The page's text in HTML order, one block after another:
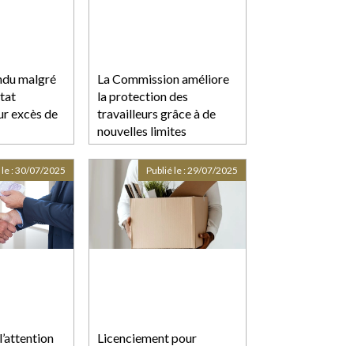
malgré
excès de
La Commission améliore
la protection des
travailleurs grâce à de
nouvelles limites
d'exposition aux produits
chimiques
:30/07/2025
Licenciement pour
Publié le :29/07/2025